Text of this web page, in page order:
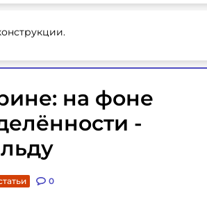
на фоне
-
0